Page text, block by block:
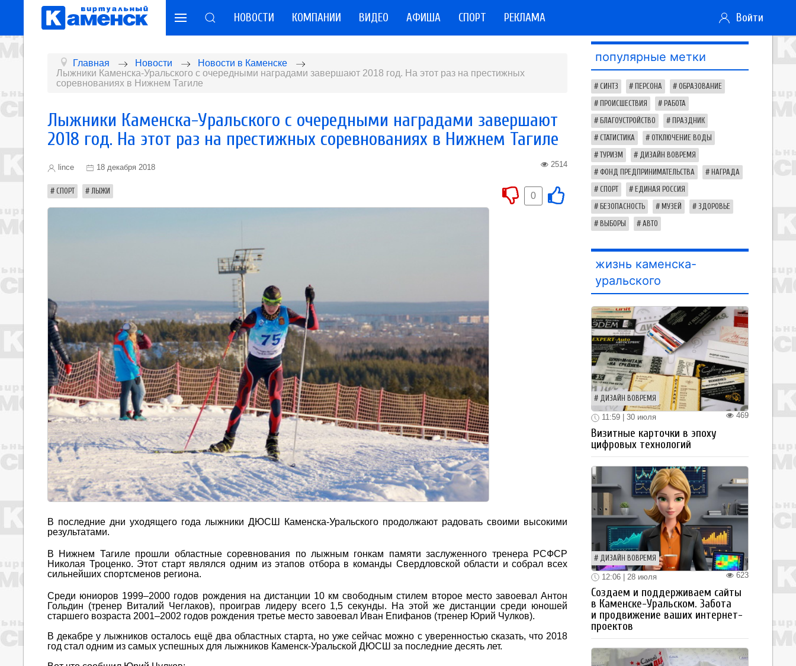
НОВОСТИ КОМПАНИИ ВИДЕО АФИША СПОРТ РЕКЛАМА Войти
Главная Новости
Новости в Каменске
Лыжники Каменска-Уральского с очередными наградами завершают 2018 год. На этот раз на престижных
соревнованиях в Нижнем Тагиле
Лыжники Каменска-Уральского с очередными наградами завершают
2018 год. На этот раз на престижных соревнованиях в Нижнем Тагиле
lince 18 декабря 2018 2514
СПОРТ ЛЫЖИ 0
В последние дни уходящего года лыжники ДЮСШ Каменска-Уральского продолжают радовать своими высокими
результатами.
В Нижнем Тагиле прошли областные соревнования по лыжным гонкам памяти заслуженного тренера РСФСР
Николая Троценко. Этот старт являлся одним из этапов отбора в команды Свердловской области и собрал всех
сильнейших спортсменов региона.
Среди юниоров 1999–2000 годов рождения на дистанции 10 км свободным стилем второе место завоевал Антон
Гольдин (тренер Виталий Чеглаков), проиграв лидеру всего 1,5 секунды. На этой же дистанции среди юношей
старшего возраста 2001–2002 годов рождения третье место завоевал Иван Епифанов (тренер Юрий Чулков).
В декабре у лыжников осталось ещё два областных старта, но уже сейчас можно с уверенностью сказать, что 2018
год стал одним из самых успешных для лыжников Каменск-Уральской ДЮСШ за последние десять лет.
популярные метки
СИНТЗ ПЕРСОНА ОБРАЗОВАНИЕ
ПРОИСШЕСТВИЯ РАБОТА
БЛАГОУСТРОЙСТВО ПРАЗДНИК
СТАТИСТИКА ОТКЛЮЧЕНИЕ ВОДЫ
ТУРИЗМ ДИЗАЙН ВОВРЕМЯ
ФОНД ПРЕДПРИНИМАТЕЛЬСТВА НАГРАДА
СПОРТ ЕДИНАЯ РОССИЯ
БЕЗОПАСНОСТЬ МУЗЕЙ ЗДОРОВЬЕ
ВЫБОРЫ АВТО
жизнь каменска-
уральского
ДИЗАЙН ВОВРЕМЯ
469
11:59 | 30 июля
Визитные карточки в эпоху
цифровых технологий
ДИЗАЙН ВОВРЕМЯ
623
12:06 | 28 июля
Создаем и поддерживаем сайты
в Каменске-Уральском. Забота
и продвижение ваших интернет-
проектов